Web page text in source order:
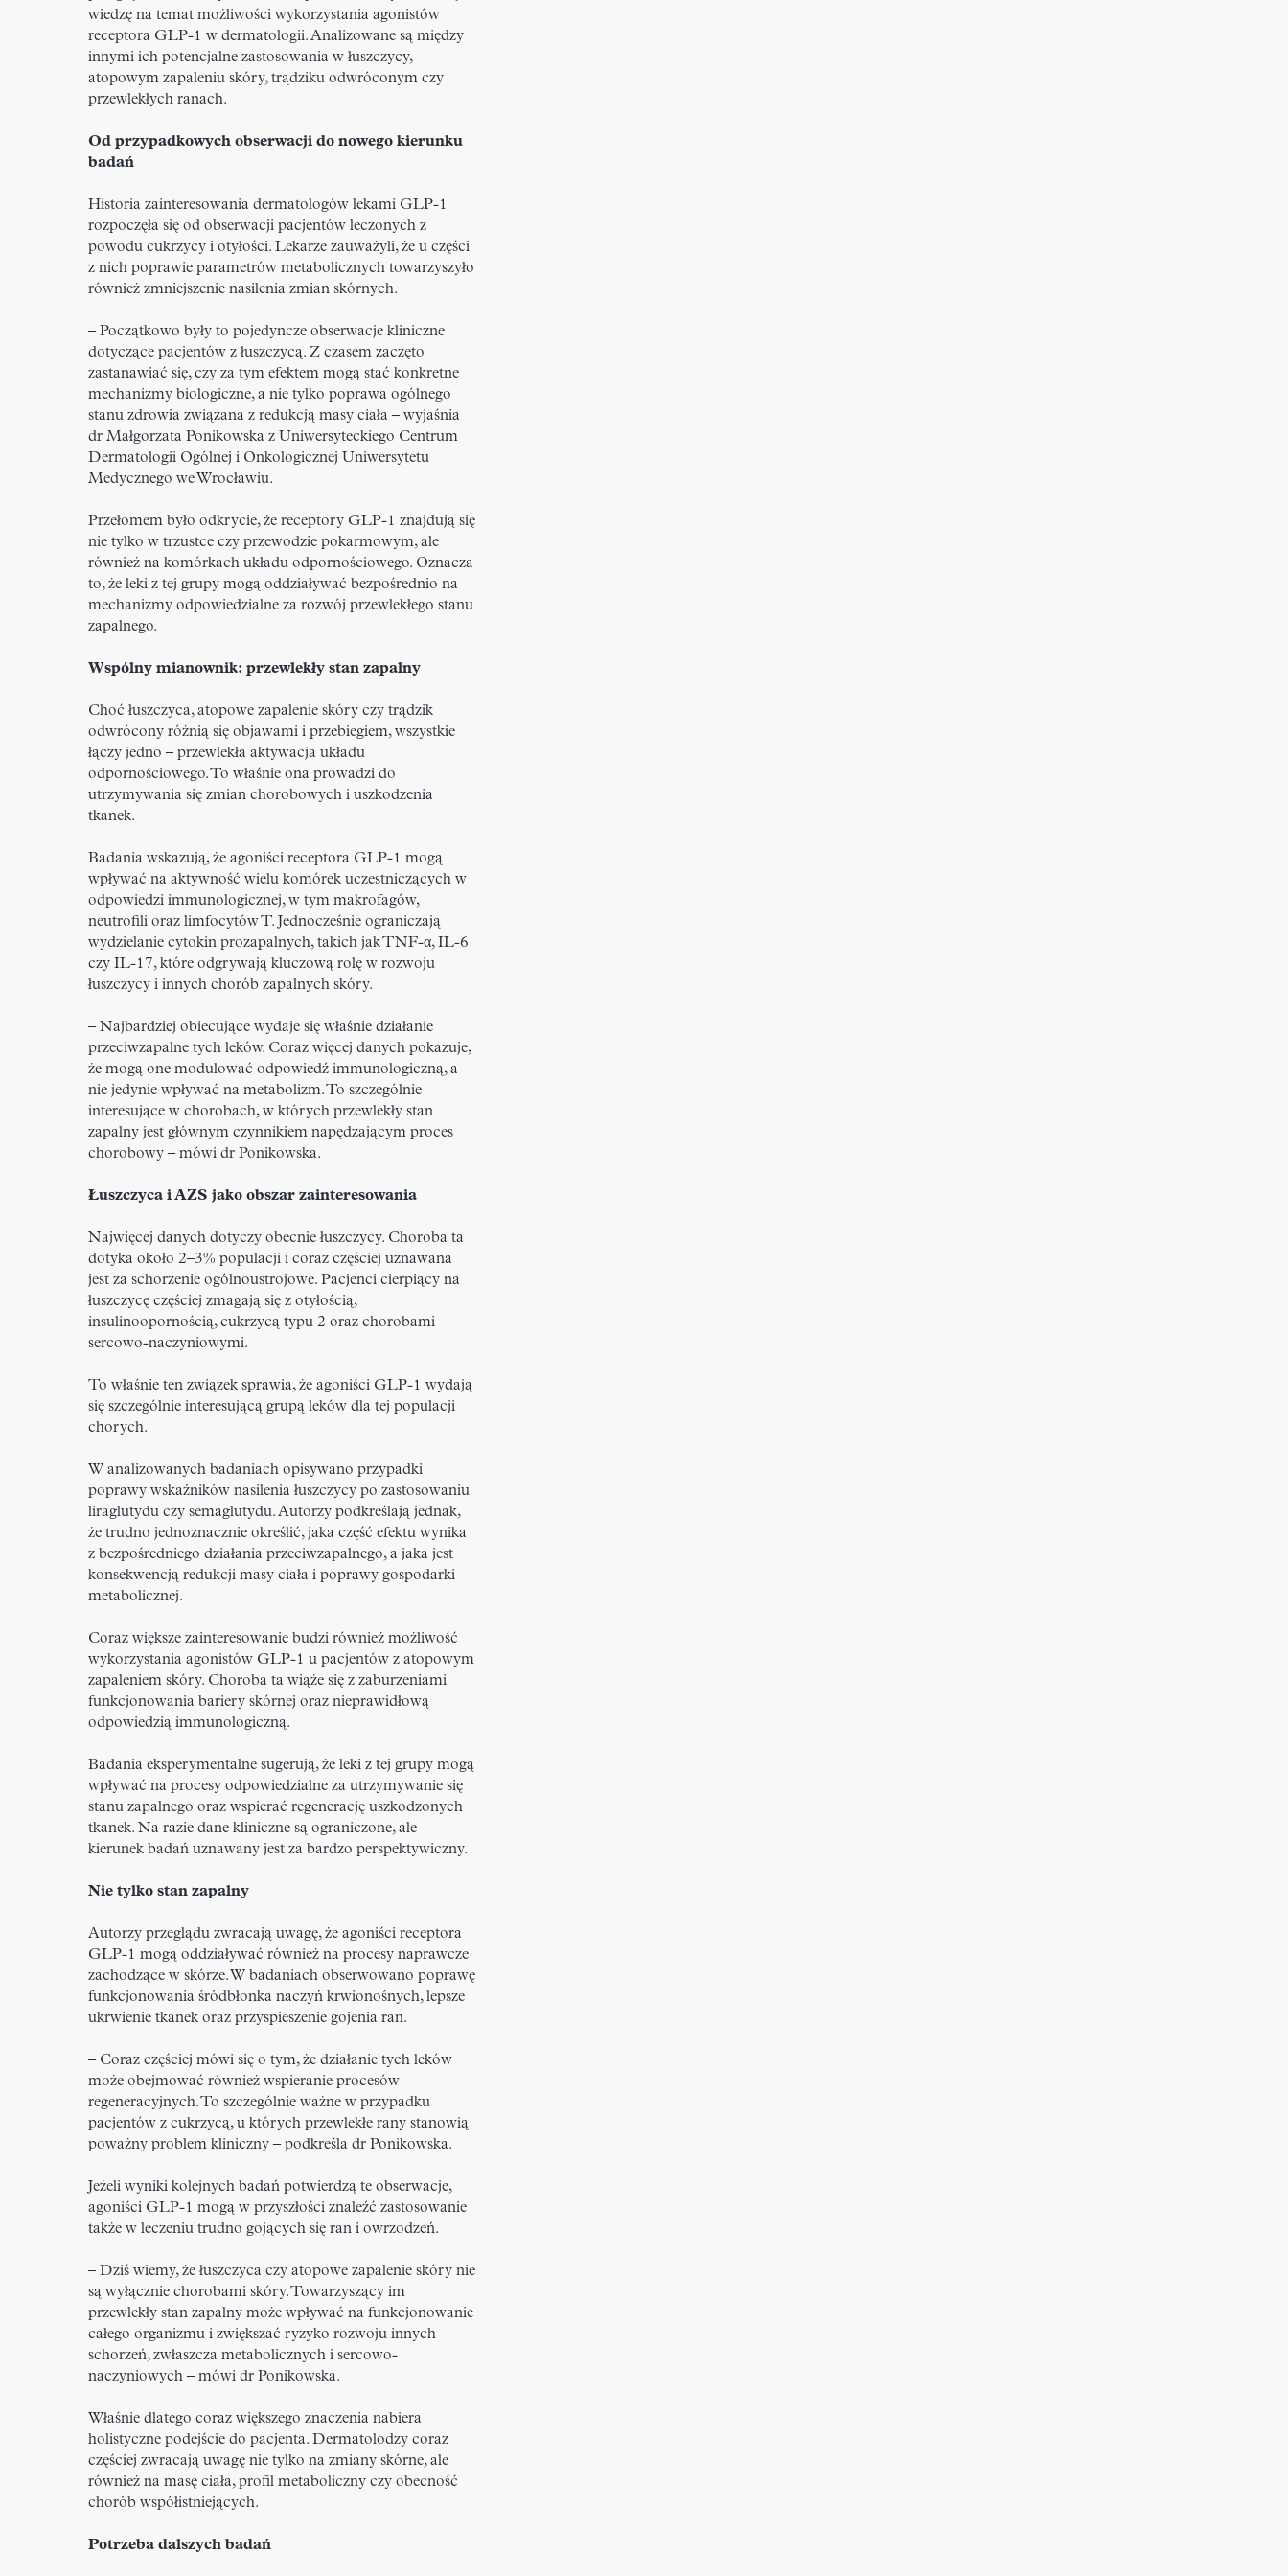
wiedzę na temat możliwości wykorzystania agonistów
receptora GLP-1 w dermatologii. Analizowane są między
innymi ich potencjalne zastosowania w łuszczycy,
atopowym zapaleniu skóry, trądziku odwróconym czy
przewlekłych ranach.
Od przypadkowych obserwacji do nowego kierunku
badań
Historia zainteresowania dermatologów lekami GLP-1
rozpoczęła się od obserwacji pacjentów leczonych z
powodu cukrzycy i otyłości. Lekarze zauważyli, że u części
z nich poprawie parametrów metabolicznych towarzyszyło
również zmniejszenie nasilenia zmian skórnych.
– Początkowo były to pojedyncze obserwacje kliniczne
dotyczące pacjentów z łuszczycą. Z czasem zaczęto
zastanawiać się, czy za tym efektem mogą stać konkretne
mechanizmy biologiczne, a nie tylko poprawa ogólnego
stanu zdrowia związana z redukcją masy ciała – wyjaśnia
dr Małgorzata Ponikowska z Uniwersyteckiego Centrum
Dermatologii Ogólnej i Onkologicznej Uniwersytetu
Medycznego we Wrocławiu.
Przełomem było odkrycie, że receptory GLP-1 znajdują się
nie tylko w trzustce czy przewodzie pokarmowym, ale
również na komórkach układu odpornościowego. Oznacza
to, że leki z tej grupy mogą oddziaływać bezpośrednio na
mechanizmy odpowiedzialne za rozwój przewlekłego stanu
zapalnego.
Wspólny mianownik: przewlekły stan zapalny
Choć łuszczyca, atopowe zapalenie skóry czy trądzik
odwrócony różnią się objawami i przebiegiem, wszystkie
łączy jedno – przewlekła aktywacja układu
odpornościowego. To właśnie ona prowadzi do
utrzymywania się zmian chorobowych i uszkodzenia
tkanek.
Badania wskazują, że agoniści receptora GLP-1 mogą
wpływać na aktywność wielu komórek uczestniczących w
odpowiedzi immunologicznej, w tym makrofagów,
neutrofili oraz limfocytów T. Jednocześnie ograniczają
wydzielanie cytokin prozapalnych, takich jak TNF-α, IL-6
czy IL-17, które odgrywają kluczową rolę w rozwoju
łuszczycy i innych chorób zapalnych skóry.
– Najbardziej obiecujące wydaje się właśnie działanie
przeciwzapalne tych leków. Coraz więcej danych pokazuje,
że mogą one modulować odpowiedź immunologiczną, a
nie jedynie wpływać na metabolizm. To szczególnie
interesujące w chorobach, w których przewlekły stan
zapalny jest głównym czynnikiem napędzającym proces
chorobowy – mówi dr Ponikowska.
Łuszczyca i AZS jako obszar zainteresowania
Najwięcej danych dotyczy obecnie łuszczycy. Choroba ta
dotyka około 2–3% populacji i coraz częściej uznawana
jest za schorzenie ogólnoustrojowe. Pacjenci cierpiący na
łuszczycę częściej zmagają się z otyłością,
insulinoopornością, cukrzycą typu 2 oraz chorobami
sercowo-naczyniowymi.
To właśnie ten związek sprawia, że agoniści GLP-1 wydają
się szczególnie interesującą grupą leków dla tej populacji
chorych.
W analizowanych badaniach opisywano przypadki
poprawy wskaźników nasilenia łuszczycy po zastosowaniu
liraglutydu czy semaglutydu. Autorzy podkreślają jednak,
że trudno jednoznacznie określić, jaka część efektu wynika
z bezpośredniego działania przeciwzapalnego, a jaka jest
konsekwencją redukcji masy ciała i poprawy gospodarki
metabolicznej.
Coraz większe zainteresowanie budzi również możliwość
wykorzystania agonistów GLP-1 u pacjentów z atopowym
zapaleniem skóry. Choroba ta wiąże się z zaburzeniami
funkcjonowania bariery skórnej oraz nieprawidłową
odpowiedzią immunologiczną.
Badania eksperymentalne sugerują, że leki z tej grupy mogą
wpływać na procesy odpowiedzialne za utrzymywanie się
stanu zapalnego oraz wspierać regenerację uszkodzonych
tkanek. Na razie dane kliniczne są ograniczone, ale
kierunek badań uznawany jest za bardzo perspektywiczny.
Nie tylko stan zapalny
Autorzy przeglądu zwracają uwagę, że agoniści receptora
GLP-1 mogą oddziaływać również na procesy naprawcze
zachodzące w skórze. W badaniach obserwowano poprawę
funkcjonowania śródbłonka naczyń krwionośnych, lepsze
ukrwienie tkanek oraz przyspieszenie gojenia ran.
– Coraz częściej mówi się o tym, że działanie tych leków
może obejmować również wspieranie procesów
regeneracyjnych. To szczególnie ważne w przypadku
pacjentów z cukrzycą, u których przewlekłe rany stanowią
poważny problem kliniczny – podkreśla dr Ponikowska.
Jeżeli wyniki kolejnych badań potwierdzą te obserwacje,
agoniści GLP-1 mogą w przyszłości znaleźć zastosowanie
także w leczeniu trudno gojących się ran i owrzodzeń.
– Dziś wiemy, że łuszczyca czy atopowe zapalenie skóry nie
są wyłącznie chorobami skóry. Towarzyszący im
przewlekły stan zapalny może wpływać na funkcjonowanie
całego organizmu i zwiększać ryzyko rozwoju innych
schorzeń, zwłaszcza metabolicznych i sercowo-
naczyniowych – mówi dr Ponikowska.
Właśnie dlatego coraz większego znaczenia nabiera
holistyczne podejście do pacjenta. Dermatolodzy coraz
częściej zwracają uwagę nie tylko na zmiany skórne, ale
również na masę ciała, profil metaboliczny czy obecność
chorób współistniejących.
Potrzeba dalszych badań